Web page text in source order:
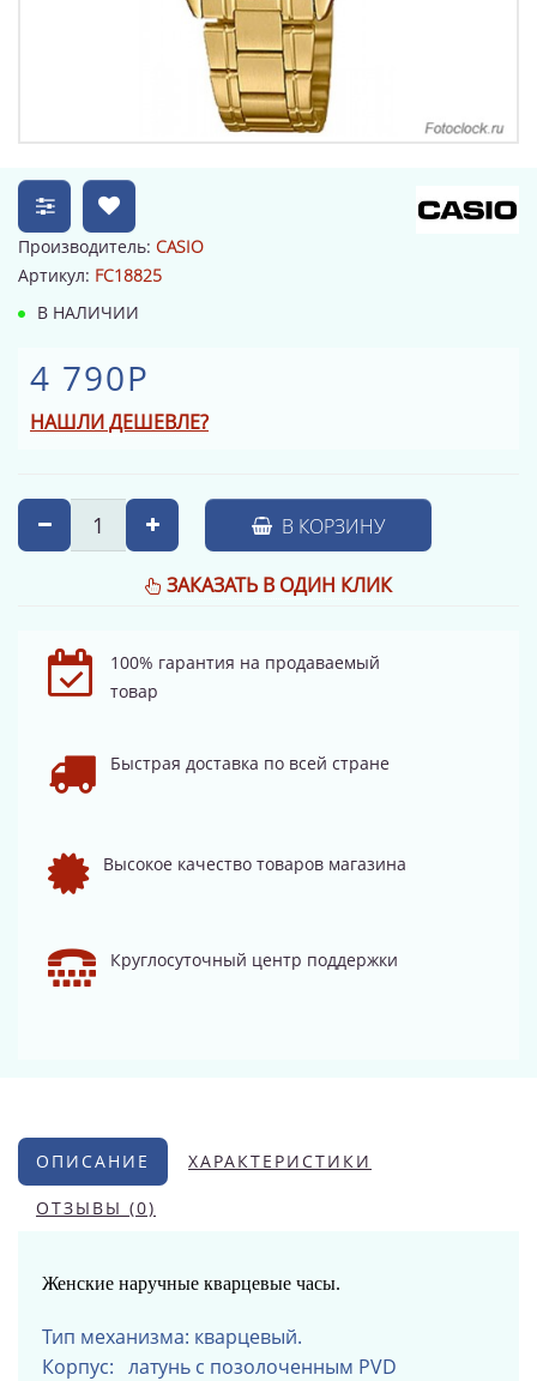
Производитель: CASIO
Артикул: FC18825
В НАЛИЧИИ
4 790Р
НАШЛИ ДЕШЕВЛЕ?
В КОРЗИНУ
ЗАКАЗАТЬ В ОДИН КЛИК
100% гарантия на продаваемый
товар
Быстрая доставка по всей стране
Высокое качество товаров магазина
Круглосуточный центр поддержки
ОПИСАНИЕ ХАРАКТЕРИСТИКИ
ОТЗЫВЫ (0)
Женские наручные кварцевые часы.
Тип механизма: кварцевый.
Корпус: латунь с позолоченным PVD